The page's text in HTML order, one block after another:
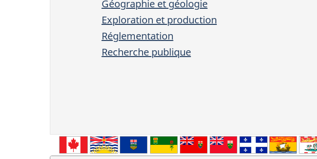
Géographie et géologie
Exploration et production
Réglementation
Recherche publique